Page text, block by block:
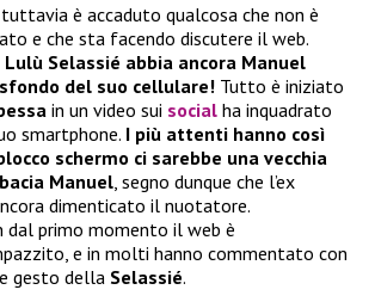
è accaduto qualcosa che non è
e che sta facendo discutere il web.
Selassié abbia ancora Manuel
del suo cellulare! Tutto è iniziato
in un video sui social ha inquadrato
smartphone. I più attenti hanno così
schermo ci sarebbe una vecchia
Manuel , segno dunque che l’ex
dimenticato il nuotatore.
primo momento il web è
e in molti hanno commentato con
gesto della Selassié.